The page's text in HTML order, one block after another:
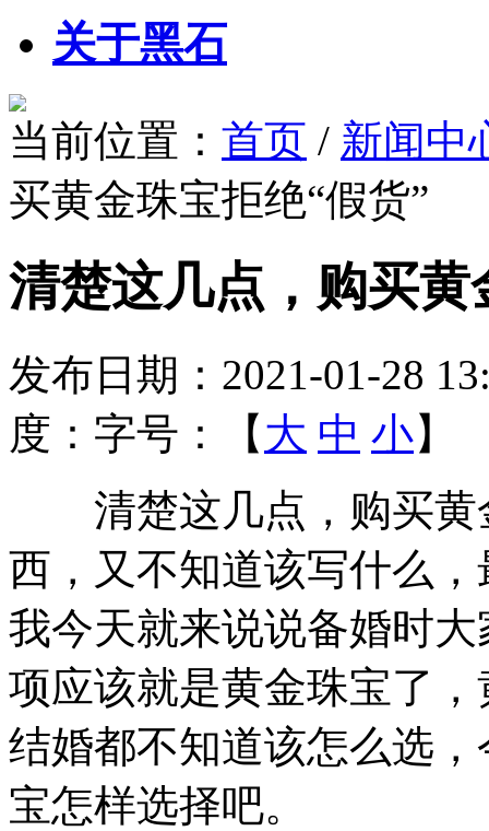
关于黑石
当前位置： 首页 / 新闻中
买黄金珠宝拒绝“假货”
清楚这几点，购买黄
发布日期： 2021-01-28
度： 字号：【大 中 小】
清楚这几点，购买黄
西，又不知道该写什么
我今天就来说说备婚时
项应该就是黄金珠宝了
结婚都不知道该怎么选
宝怎样选择吧。